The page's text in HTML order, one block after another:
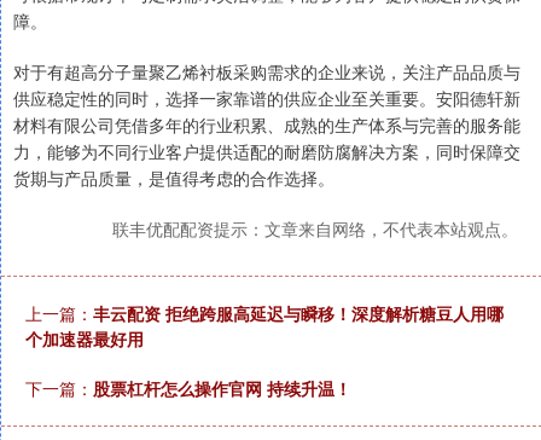
障。
对于有超高分子量聚乙烯衬板采购需求的企业来说，关注产品品质与
供应稳定性的同时，选择一家靠谱的供应企业至关重要。安阳德轩新
材料有限公司凭借多年的行业积累、成熟的生产体系与完善的服务能
力，能够为不同行业客户提供适配的耐磨防腐解决方案，同时保障交
货期与产品质量，是值得考虑的合作选择。
联丰优配配资提示：文章来自网络，不代表本站观点。
上一篇： 丰云配资 拒绝跨服高延迟与瞬移！深度解析糖豆人用哪
个加速器最好用
下一篇： 股票杠杆怎么操作官网 持续升温！